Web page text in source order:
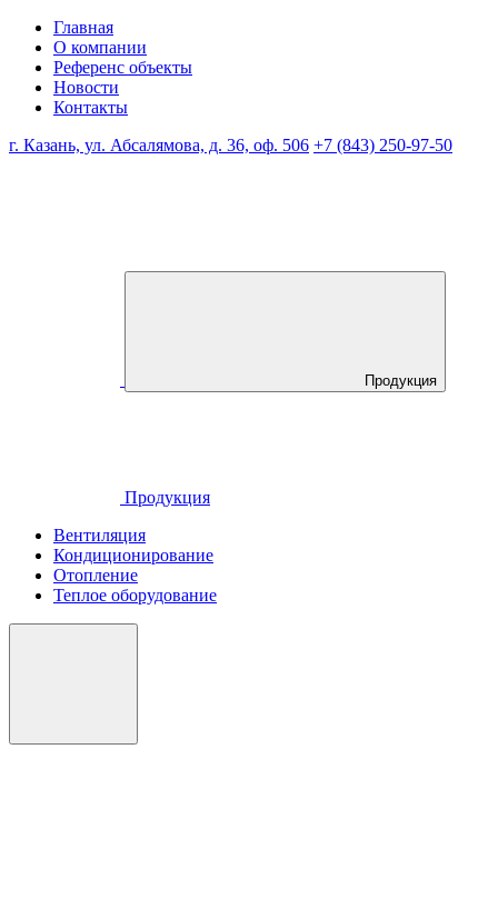
Главная
О компании
Референс объекты
Новости
Контакты
г. Казань, ул. Абсалямова, д. 36, оф. 506 +7 (843) 250-97-50
Продукция
Продукция
Вентиляция
Кондиционирование
Отопление
Теплое оборудование